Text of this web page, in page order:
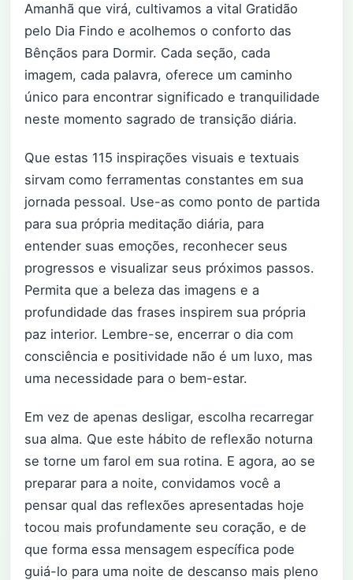
Amanhã que virá, cultivamos a vital Gratidão
pelo Dia Findo e acolhemos o conforto das
Bênçãos para Dormir. Cada seção, cada
imagem, cada palavra, oferece um caminho
único para encontrar significado e tranquilidade
neste momento sagrado de transição diária.
Que estas 115 inspirações visuais e textuais
sirvam como ferramentas constantes em sua
jornada pessoal. Use-as como ponto de partida
para sua própria meditação diária, para
entender suas emoções, reconhecer seus
progressos e visualizar seus próximos passos.
Permita que a beleza das imagens e a
profundidade das frases inspirem sua própria
paz interior. Lembre-se, encerrar o dia com
consciência e positividade não é um luxo, mas
uma necessidade para o bem-estar.
Em vez de apenas desligar, escolha recarregar
sua alma. Que este hábito de reflexão noturna
se torne um farol em sua rotina. E agora, ao se
preparar para a noite, convidamos você a
pensar qual das reflexões apresentadas hoje
tocou mais profundamente seu coração, e de
que forma essa mensagem específica pode
guiá-lo para uma noite de descanso mais pleno